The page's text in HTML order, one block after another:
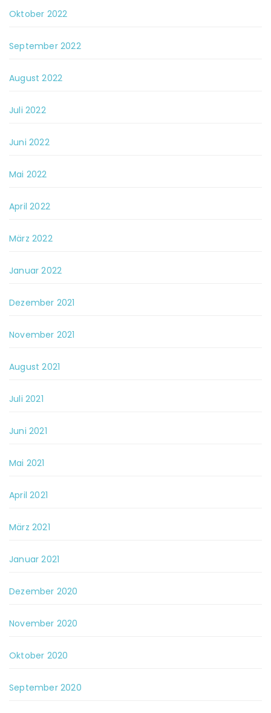
Oktober 2022
September 2022
August 2022
Juli 2022
Juni 2022
Mai 2022
April 2022
März 2022
Januar 2022
Dezember 2021
November 2021
August 2021
Juli 2021
Juni 2021
Mai 2021
April 2021
März 2021
Januar 2021
Dezember 2020
November 2020
Oktober 2020
September 2020